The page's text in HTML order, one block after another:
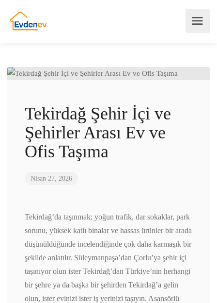
Tekirdağ Şehir İçi ve
Şehirler Arası Ev ve
Ofis Taşıma
Nisan 27, 2026
Tekirdağ’da taşınmak; yoğun trafik, dar sokaklar, park
sorunu, yüksek katlı binalar ve hassas ürünler bir arada
düşünüldüğünde incelendiğinde çok daha karmaşık bir
şekilde anlatılır. Süleymanpaşa’dan Çorlu’ya şehir içi
taşınıyor olun ister Tekirdağ’dan Türkiye’nin herhangi
bir şehre ya da başka bir şehirden Tekirdağ’a gelin
olun, ister evinizi ister iş yerinizi taşıyın. Asansörlü